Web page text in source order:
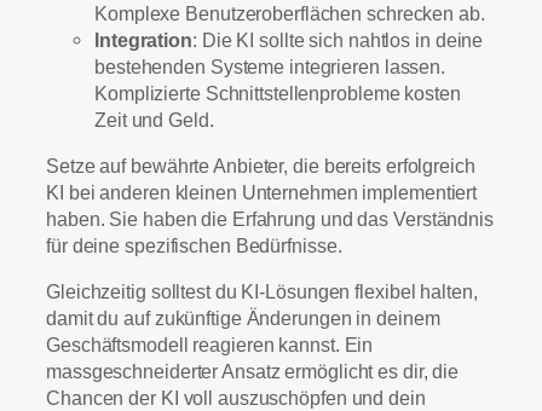
Komplexe Benutzeroberflächen schrecken ab.
Integration: Die KI sollte sich nahtlos in deine
bestehenden Systeme integrieren lassen.
Komplizierte Schnittstellenprobleme kosten
Zeit und Geld.
Setze auf bewährte Anbieter, die bereits erfolgreich
KI bei anderen kleinen Unternehmen implementiert
haben. Sie haben die Erfahrung und das Verständnis
für deine spezifischen Bedürfnisse.
Gleichzeitig solltest du KI-Lösungen flexibel halten,
damit du auf zukünftige Änderungen in deinem
Geschäftsmodell reagieren kannst. Ein
massgeschneiderter Ansatz ermöglicht es dir, die
Chancen der KI voll auszuschöpfen und dein